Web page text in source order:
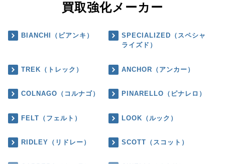
買取強化メーカー
BIANCHI（ビアンキ）
SPECIALIZED（スペシャ
ライズド）
TREK（トレック） ANCHOR（アンカー）
COLNAGO（コルナゴ） PINARELLO（ピナレロ）
FELT（フェルト） LOOK（ルック）
RIDLEY（リドレー） SCOTT（スコット）